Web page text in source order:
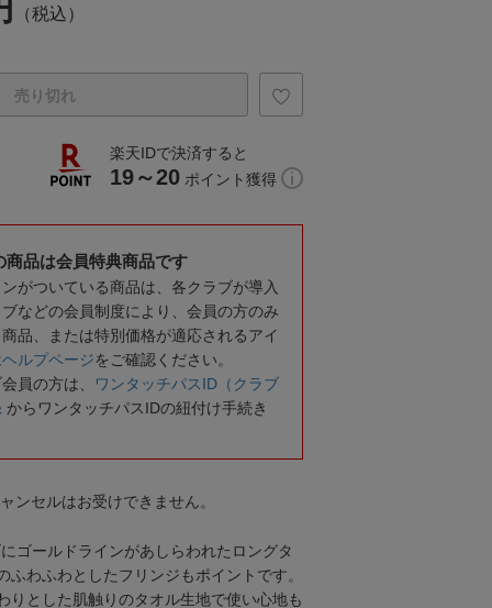
（税込）
売り切れ
楽天IDで決済すると
19～20 ポイント獲得
商品は会員特典商品です
がついている商品は、各クラブが導入
などの会員制度により、会員の方のみ
品、または特別価格が適応されるアイ
ヘルプページをご確認ください。
員の方は、
ワンタッチパスID（クラブ
からワンタッチパスIDの紐付け手続き
ンセルはお受けできません。
ゴールドラインがあしらわれたロングタ
ふわふわとしたフリンジもポイントです。
りとした肌触りのタオル生地で使い心地も